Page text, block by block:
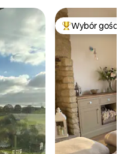
gości Wybór gości